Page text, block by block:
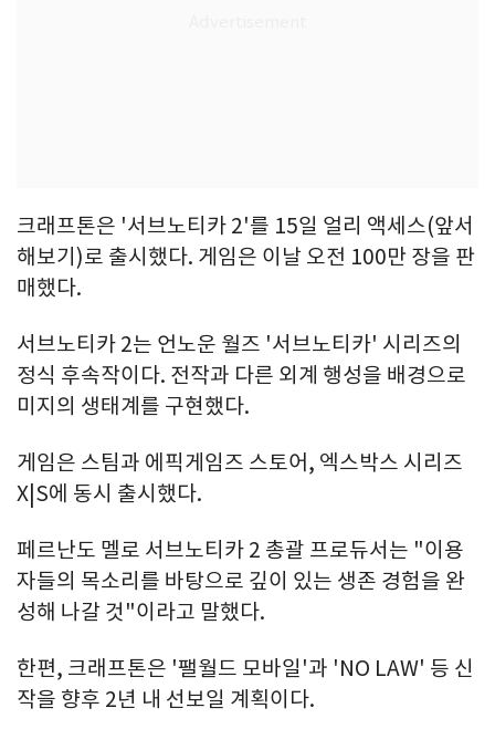
크래프톤은 '서브노티카 2'를 15일 얼리 액세스(앞서
해보기)로 출시했다. 게임은 이날 오전 100만 장을 판
매했다.
서브노티카 2는 언노운 월즈 '서브노티카' 시리즈의
정식 후속작이다. 전작과 다른 외계 행성을 배경으로
미지의 생태계를 구현했다.
게임은 스팀과 에픽게임즈 스토어, 엑스박스 시리즈
X|S에 동시 출시했다.
페르난도 멜로 서브노티카 2 총괄 프로듀서는 "이용
자들의 목소리를 바탕으로 깊이 있는 생존 경험을 완
성해 나갈 것"이라고 말했다.
한편, 크래프톤은 '팰월드 모바일'과 'NO LAW' 등 신
작을 향후 2년 내 선보일 계획이다.